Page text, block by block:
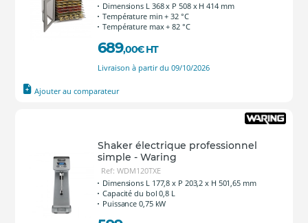
Dimensions L 368 x P 508 x H 414 mm
Température min + 32 °C
Température max + 82 °C
689,00€ HT
Livraison à partir du 09/10/2026
Ajouter au comparateur
Shaker électrique professionnel
simple - Waring
Ref: WDM120TXE
Dimensions L 177,8 x P 203,2 x H 501,65 mm
Capacité du bol 0,8 L
Puissance 0,75 kW